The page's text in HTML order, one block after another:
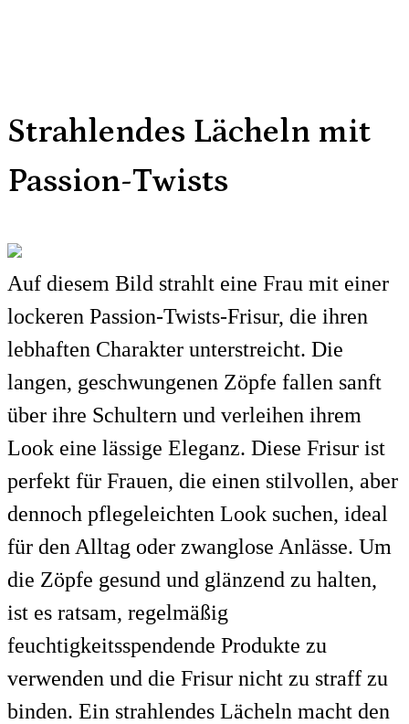
Strahlendes Lächeln mit
Passion-Twists
Auf diesem Bild strahlt eine Frau mit einer
lockeren Passion-Twists-Frisur, die ihren
lebhaften Charakter unterstreicht. Die
langen, geschwungenen Zöpfe fallen sanft
über ihre Schultern und verleihen ihrem
Look eine lässige Eleganz. Diese Frisur ist
perfekt für Frauen, die einen stilvollen, aber
dennoch pflegeleichten Look suchen, ideal
für den Alltag oder zwanglose Anlässe. Um
die Zöpfe gesund und glänzend zu halten,
ist es ratsam, regelmäßig
feuchtigkeitsspendende Produkte zu
verwenden und die Frisur nicht zu straff zu
binden. Ein strahlendes Lächeln macht den